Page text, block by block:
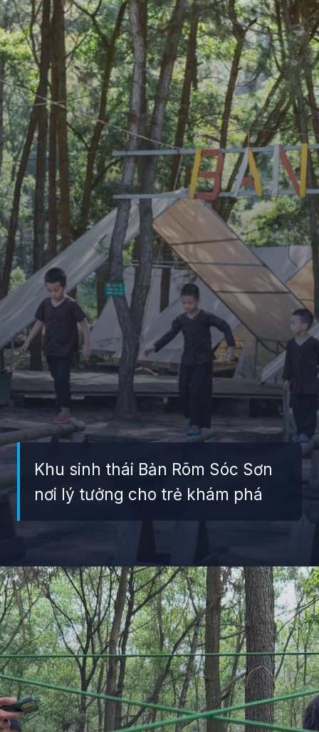
Đang mở https://giaydabonghana.com/ban-rom-soc-son
Khu sinh thái Bản Rõm Sóc Sơn
nơi lý tưởng cho trẻ khám phá
Đang mở https://giaydabonghana.com/ban-rom-soc-son